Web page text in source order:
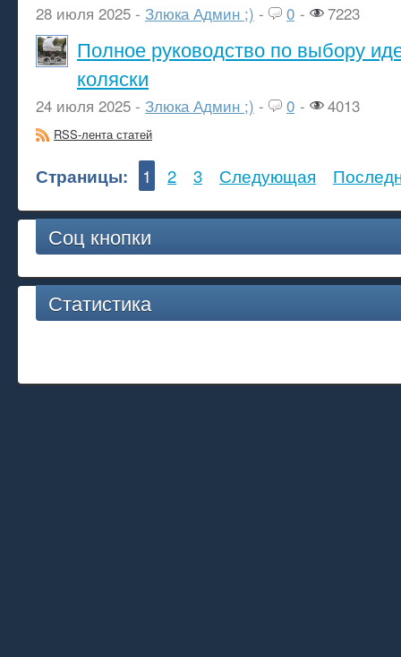
28 июля 2025 - Злюка Админ ;) - 0 - 7223
Полное руководство по выбору
коляски
24 июля 2025 - Злюка Админ ;) - 0 - 4013
RSS-лента статей
Страницы: 1 2 3 Следующая
Соц кнопки
Статистика